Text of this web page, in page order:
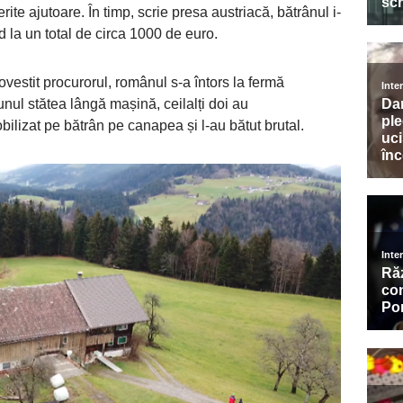
ajutoare. În timp, scrie presa austriacă, bătrânul i-
la un total de circa 1000 de euro.
procurorul, românul s-a întors la fermă
stătea lângă mașină, ceilalți doi au
pe bătrân pe canapea și l-au bătut brutal.